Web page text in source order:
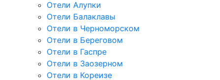
Отели Алупки
Отели Балаклавы
Отели в Черноморском
Отели в Береговом
Отели в Гаспре
Отели в Заозерном
Отели в Кореизе